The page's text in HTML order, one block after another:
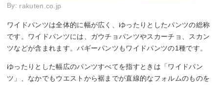
By: rakuten.co.jp
ワイドパンツは全体的に幅が広く、ゆったりとしたパンツの総称
です。ワイドパンツには、ガウチョパンツやスカーチョ、スカン
ツなどが含まれます。バギーパンツもワイドパンツの1種です。
ゆったりとした幅広のパンツすべてを指すときは「ワイドパン
ツ」、なかでもウエストから裾までが直線的なフォルムのものを